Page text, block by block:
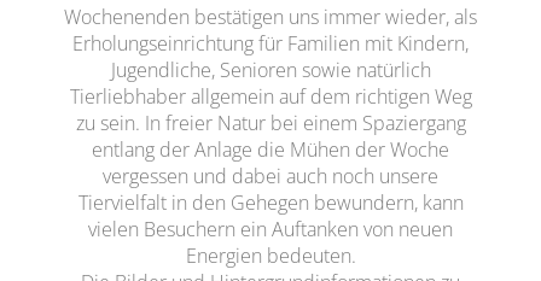
Wochenenden bestätigen uns immer wieder, als
Erholungseinrichtung für Familien mit Kindern,
Jugendliche, Senioren sowie natürlich
Tierliebhaber allgemein auf dem richtigen Weg
zu sein. In freier Natur bei einem Spaziergang
entlang der Anlage die Mühen der Woche
vergessen und dabei auch noch unsere
Tiervielfalt in den Gehegen bewundern, kann
vielen Besuchern ein Auftanken von neuen
Energien bedeuten.